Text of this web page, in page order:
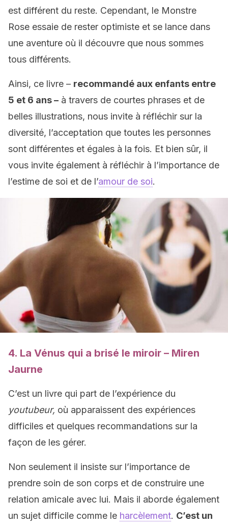
est différent du reste. Cependant, le Monstre
Rose essaie de rester optimiste et se lance dans
une aventure où il découvre que nous sommes
tous différents.
Ainsi, ce livre – recommandé aux enfants entre
5 et 6 ans – à travers de courtes phrases et de
belles illustrations, nous invite à réfléchir sur la
diversité, l’acceptation que toutes les personnes
sont différentes et égales à la fois. Et bien sûr, il
vous invite également à réfléchir à l’importance de
l’estime de soi et de l’amour de soi.
4. La Vénus qui a brisé le miroir – Miren
Jaurne
C’est un livre qui part de l’expérience du
youtubeur, où apparaissent des expériences
difficiles et quelques recommandations sur la
façon de les gérer.
Non seulement il insiste sur l’importance de
prendre soin de son corps et de construire une
relation amicale avec lui. Mais il aborde également
un sujet difficile comme le harcèlement. C’est un